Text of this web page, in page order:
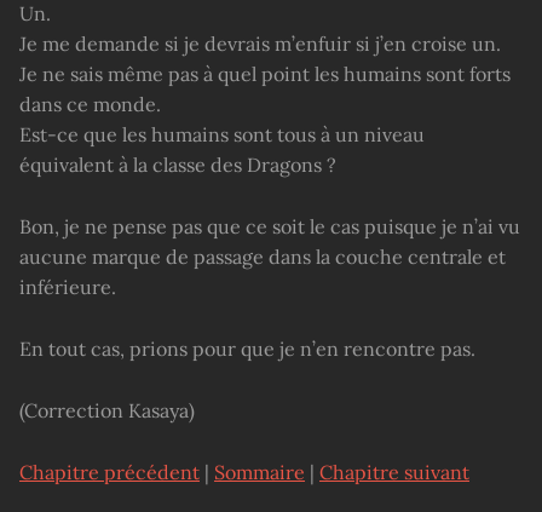
Un.
Je me demande si je devrais m’enfuir si j’en croise un.
Je ne sais même pas à quel point les humains sont forts
dans ce monde.
Est-ce que les humains sont tous à un niveau
équivalent à la classe des Dragons ?
Bon, je ne pense pas que ce soit le cas puisque je n’ai vu
aucune marque de passage dans la couche centrale et
inférieure.
En tout cas, prions pour que je n’en rencontre pas.
(Correction Kasaya)
Chapitre précédent | Sommaire | Chapitre suivant